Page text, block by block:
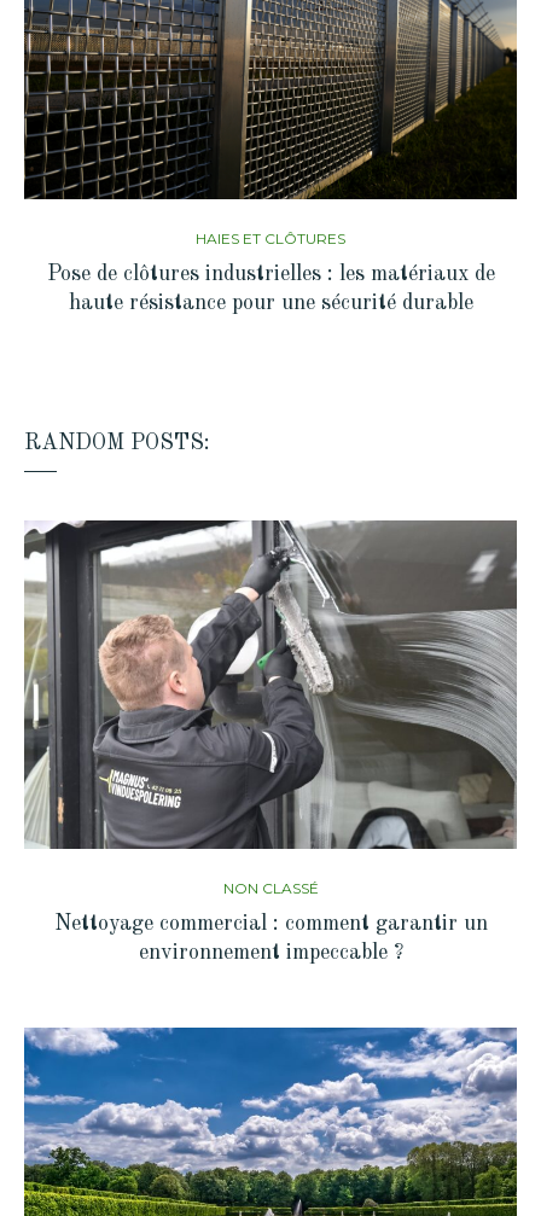
HAIES ET CLÔTURES
Pose de clôtures industrielles : les matériaux de
haute résistance pour une sécurité durable
RANDOM POSTS:
NON CLASSÉ
Nettoyage commercial : comment garantir un
environnement impeccable ?